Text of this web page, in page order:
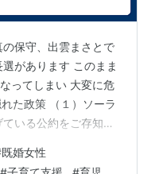
保守、出雲まさとで
があります このまま
ってしまい 大変に危
た政策 （１）ソーラ
いる公約をご存知で
超えており 環境破壊
既婚女性